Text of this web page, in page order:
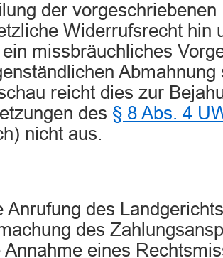
der
Widerrufsrecht hin
ein missbräuchliches
Abmahnung
reicht dies zur
des § 8 Abs. 4
nicht aus.
Anrufung des
des
Annahme eines